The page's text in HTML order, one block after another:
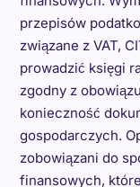
przepisów
związane z VAT,
prowadzić księgi
zgodny z
konieczność
gospodarczych.
zobowiązani do
finansowych,